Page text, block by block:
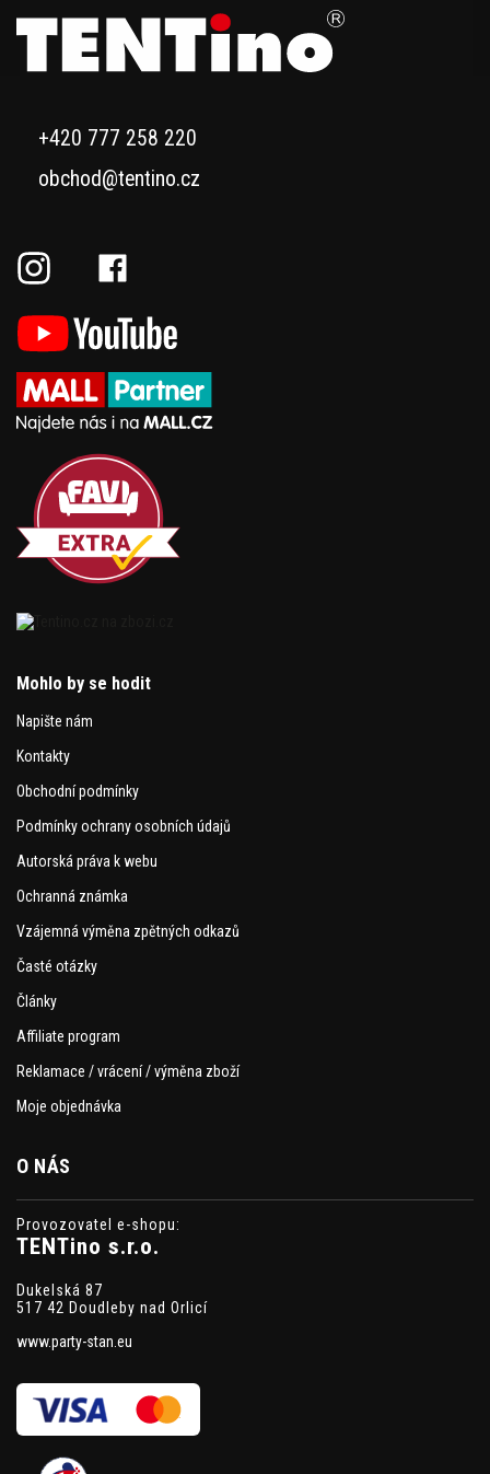
+420 777 258 220
obchod@tentino.cz
Mohlo by se hodit
Napište nám
Kontakty
Obchodní podmínky
Podmínky ochrany osobních údajů
Autorská práva k webu
Ochranná známka
Vzájemná výměna zpětných odkazů
Časté otázky
Články
Affiliate program
Reklamace / vrácení / výměna zboží
Moje objednávka
O NÁS
Provozovatel e-shopu:
TENTino s.r.o.
Dukelská 87
517 42 Doudleby nad Orlicí
www.party-stan.eu